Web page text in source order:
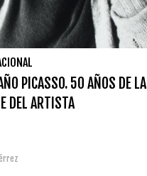
PICASSO. 50 AÑOS DE LA
DEL ARTISTA